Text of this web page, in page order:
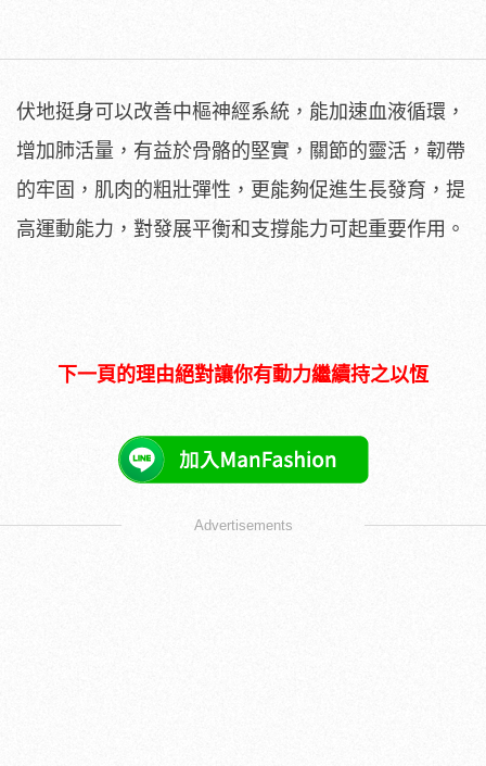
伏地挺身可以改善中樞神經系統，能加速血液循環，
增加肺活量，有益於骨骼的堅實，關節的靈活，韌帶
的牢固，肌肉的粗壯彈性，更能夠促進生長發育，提
高運動能力，對發展平衡和支撐能力可起重要作用。
下一頁的理由絕對讓你有動力繼續持之以恆
Advertisements